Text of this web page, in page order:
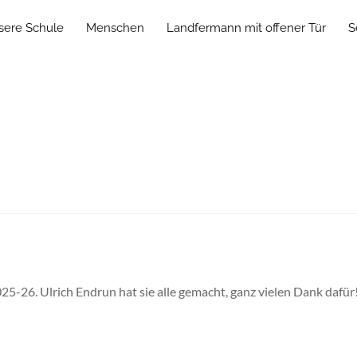
Schule Menschen Landfermann mit offener Tür
26. Ulrich Endrun hat sie alle gemacht, ganz vielen Dank